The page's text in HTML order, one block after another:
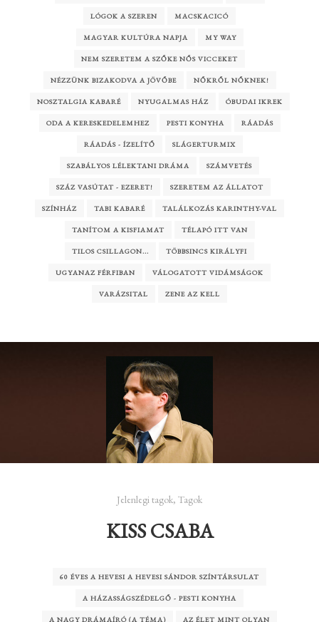
LÓGOK A SZEREN MACSKACICÓ
MAGYAR KULTÚRA NAPJA MY WAY
NEM SZERETEM A SZŐKE NŐS VICCEKET
NÉZZÜNK BIZAKODVA A JÖVŐBE NŐKRŐL NŐKNEK!
NOSZTALGIA KABARÉ NYUGALMAS HÁZ ÓBUDAI IKREK
ODA A KERESKEDELEMHEZ PESTI KONYHA RÁADÁS
RÁADÁS - ÍZELÍTŐ SLÁGERTURMIX
SZABÁLYOS LÉLEKTANI DRÁMA SZÁMVETÉS
SZÁZ VASÚTAT - EZERET! SZERETEM AZ ÁLLATOT
SZÍNHÁZ TABI KABARÉ TALÁLKOZÁS KARINTHY-VAL
TANÍTOM A KISFIAMAT TÉLAPÓ ITT VAN
TILOS CSILLAGON... TÖBBSINCS KIRÁLYFI
UGYANAZ FÉRFIBAN VÁLOGATOTT VIDÁMSÁGOK
VARÁZSITAL ZENE AZ KELL
Jelenlegi tagok, Tagok
KISS CSABA
60 ÉVES A HEVESI A HEVESI SÁNDOR SZÍNTÁRSULAT
A HÁZASSÁGSZÉDELGŐ - PESTI KONYHA
A NAGY DRÁMAÍRÓ (A TÉMA) AZ ÉLET MINT OLYAN